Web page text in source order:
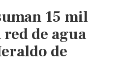
15 mil
de agua
de